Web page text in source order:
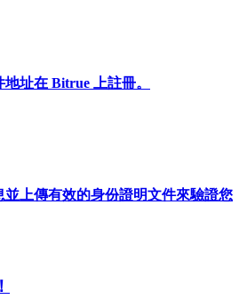
址在 Bitrue 上註冊。
並上傳有效的身份證明文件來驗證您